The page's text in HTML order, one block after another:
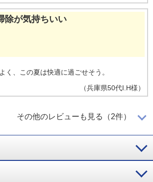
除が気持ちいい
く、この夏は快適に過ごせそう。
（兵庫県50代I.H様）
度に素早く到達
素早く到達。デザインがシンプルでスッキ
その他のレビューも見る（2件）